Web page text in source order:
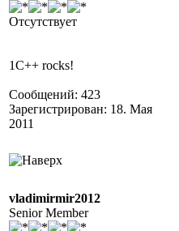
Отсутствует
1C++ rocks!
Сообщений: 423
Зарегистрирован: 18. Мая
2011
vladimirmir2012
Senior Member